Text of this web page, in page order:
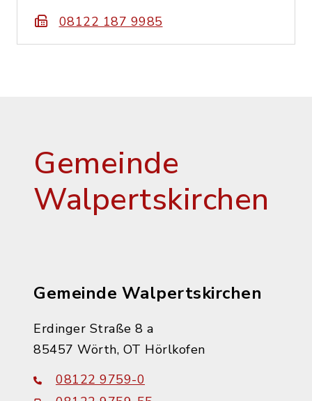
08122 187 9985
Gemeinde
Walpertskirchen
Gemeinde Walpertskirchen
Erdinger Straße 8 a
85457 Wörth, OT Hörlkofen
08122 9759-0